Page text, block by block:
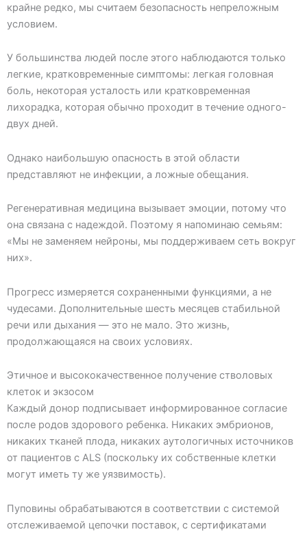
крайне редко, мы считаем безопасность непреложным
условием.
У большинства людей после этого наблюдаются только
легкие, кратковременные симптомы: легкая головная
боль, некоторая усталость или кратковременная
лихорадка, которая обычно проходит в течение одного-
двух дней.
Однако наибольшую опасность в этой области
представляют не инфекции, а ложные обещания.
Регенеративная медицина вызывает эмоции, потому что
она связана с надеждой. Поэтому я напоминаю семьям:
«Мы не заменяем нейроны, мы поддерживаем сеть вокруг
них».
Прогресс измеряется сохраненными функциями, а не
чудесами. Дополнительные шесть месяцев стабильной
речи или дыхания — это не мало. Это жизнь,
продолжающаяся на своих условиях.
Этичное и высококачественное получение стволовых
клеток и экзосом
Каждый донор подписывает информированное согласие
после родов здорового ребенка. Никаких эмбрионов,
никаких тканей плода, никаких аутологичных источников
от пациентов с ALS (поскольку их собственные клетки
могут иметь ту же уязвимость).
Пуповины обрабатываются в соответствии с системой
отслеживаемой цепочки поставок, с сертификатами